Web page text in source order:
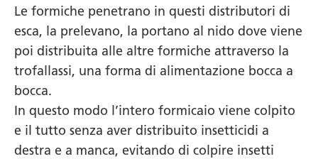
Le formiche penetrano in questi distributori di
esca, la prelevano, la portano al nido dove viene
poi distribuita alle altre formiche attraverso la
trofallassi, una forma di alimentazione bocca a
bocca.
In questo modo l’intero formicaio viene colpito
e il tutto senza aver distribuito insetticidi a
destra e a manca, evitando di colpire insetti